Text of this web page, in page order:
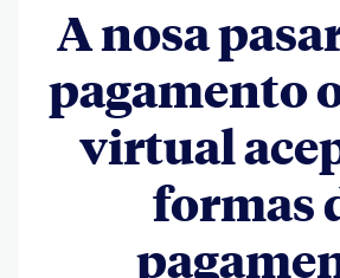
A nosa
pagamento
virtual
formas